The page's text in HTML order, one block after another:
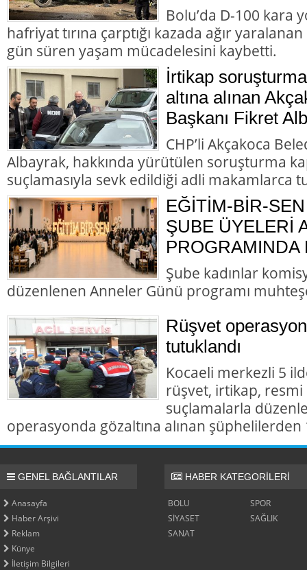
Bolu’da D-100 kara
hafriyat tırına çarptığı kazada ağır
gün süren yaşam mücadelesini kaybetti.
İrtikap
altına alınan
Başkanı Fikret
CHP’li Akçakoca
Albayrak, hakkında yürütülen soruşturma
suçlamasıyla sevk edildiği adli makamlarca
EĞİTİM-BİR-
ŞUBE ÜYELERİ
PROGRAMINDA
Şube kadınlar
düzenlenen Anneler Günü programı
Rüşvet
tutuklandı
Kocaeli merkezli 5
rüşvet, irtikap,
suçlamalarla
operasyonda gözaltına alınan
GENEL BAĞLANTILAR
Anasayfa
Haber Arşivi
Reklam
Künye
İletişim Bilgileri
HABER KATEGORİLERİ
BOLU
SPOR
SİYASET
SAĞLIK
SANAT